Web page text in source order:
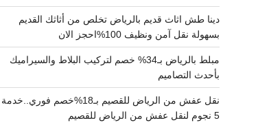
دينا طش اثاث قديم بالرياض تخلص من أثاثك القديم
بسهولة نقل آمن ونظيف 100%احجز الان
مبلط بالرياض بـ34% خصم لتركيب البلاط والسيراميك
بأحدث التصاميم
نقل عفش من الرياض للقصيم بـ18%خصم فوري..خدمة
5 نجوم لنقل عفش من الرياض للقصيم